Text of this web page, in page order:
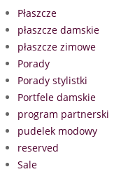
Płaszcze
płaszcze damskie
płaszcze zimowe
Porady
Porady stylistki
Portfele damskie
program partnerski
pudelek modowy
reserved
Sale